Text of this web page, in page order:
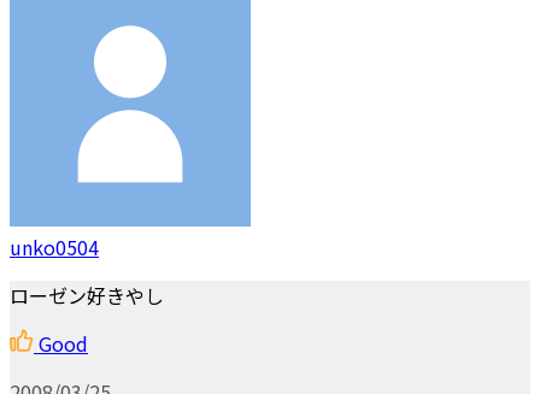
unko0504
ローゼン好きやし
Good